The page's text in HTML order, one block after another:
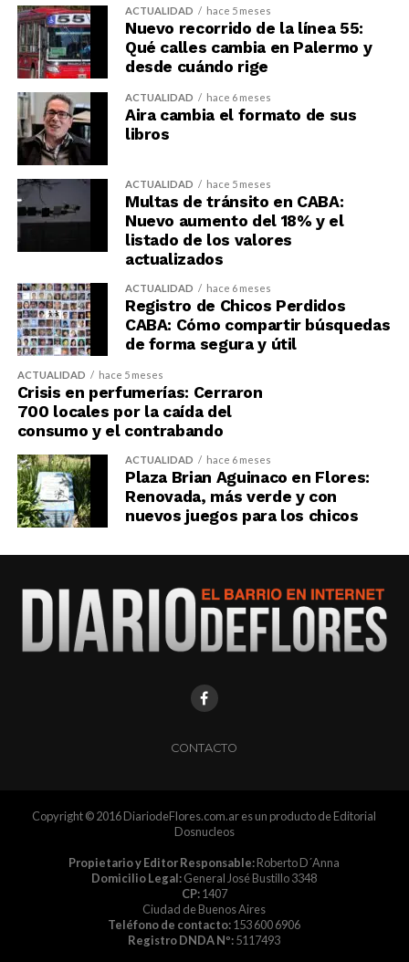
ACTUALIDAD hace 5 meses
Nuevo recorrido de la línea 55:
Qué calles cambia en Palermo y
desde cuándo rige
ACTUALIDAD hace 6 meses
Aira cambia el formato de sus
libros
ACTUALIDAD hace 5 meses
Multas de tránsito en CABA:
Nuevo aumento del 18% y el
listado de los valores
actualizados
ACTUALIDAD hace 6 meses
Registro de Chicos Perdidos
CABA: Cómo compartir búsquedas
de forma segura y útil
ACTUALIDAD hace 5 meses
Crisis en perfumerías: Cerraron
700 locales por la caída del
consumo y el contrabando
ACTUALIDAD hace 6 meses
Plaza Brian Aguinaco en Flores:
Renovada, más verde y con
nuevos juegos para los chicos
CONTACTO
Copyright © 2016 DiariodeFlores.com.ar es un producto de Editorial
Dosnucleos
Propietario y Editor Responsable:Roberto D´Anna
Domicilio Legal:General José Bustillo 3348
CP:1407
Ciudad de Buenos Aires
Teléfono de contacto:153 600 6906
Registro DNDA Nº:5117493